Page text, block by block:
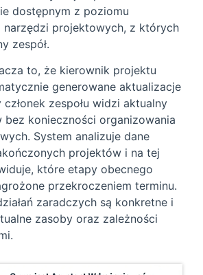
dostępnym z poziomu
narzędzi projektowych, z których
zespół.
to, że kierownik projektu
generowane aktualizacje
zespołu widzi aktualny
konieczności organizowania
System analizuje dane
projektów i na tej
które etapy obecnego
przekroczeniem terminu.
zaradczych są konkretne i
zasoby oraz zależności